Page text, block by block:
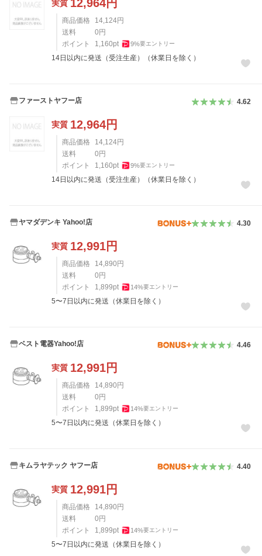
実質 12,964円
商品価格 14,124円
送料
0 円
ポイント
1,160pt 9%要エントリー
14日以内に発送（受注生産）（休業日を除く）
ファーストヤフー店 4.62
実質 12,964円
商品価格 14,124円
送料
0 円
ポイント
1,160pt 9%要エントリー
14日以内に発送（受注生産）（休業日を除く）
ヤマダデンキ Yahoo!店 4.30
実質 12,991円
商品価格 14,890 円
送料
0 円
ポイント
1,899pt 14%要エントリー
5〜7日以内に発送（休業日を除く）
ベスト電器Yahoo!店 4.46
実質 12,991円
商品価格 14,890 円
送料
0 円
ポイント
1,899pt 14%要エントリー
5〜7日以内に発送（休業日を除く）
キムラヤテック ヤフー店 4.40
実質 12,991円
商品価格 14,890 円
送料
0 円
ポイント
1,899pt 14%要エントリー
5〜7日以内に発送（休業日を除く）